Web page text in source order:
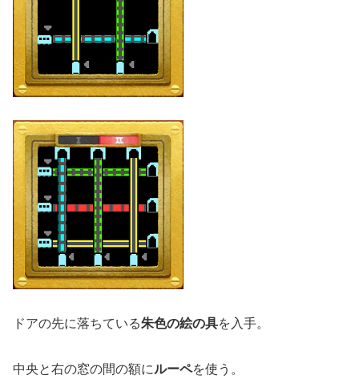
ドアの先に落ちている朱色の絵の具を入手。
中央と右の窓の間の額にルーペを使う。